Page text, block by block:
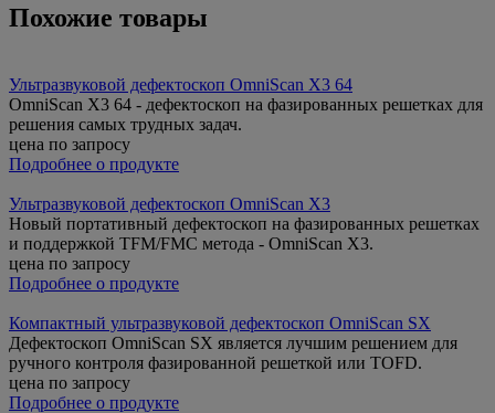
Похожие товары
Ультразвуковой дефектоскоп OmniScan X3 64
OmniScan X3 64 - дефектоскоп на фазированных решетках для
решения самых трудных задач.
цена по запросу
Подробнее о продукте
Ультразвуковой дефектоскоп OmniScan X3
Новый портативный дефектоскоп на фазированных решетках
и поддержкой TFM/FMC метода - OmniScan X3.
цена по запросу
Подробнее о продукте
Компактный ультразвуковой дефектоскоп OmniScan SX
Дефектоскоп OmniScan SX является лучшим решением для
ручного контроля фазированной решеткой или TOFD.
цена по запросу
Подробнее о продукте